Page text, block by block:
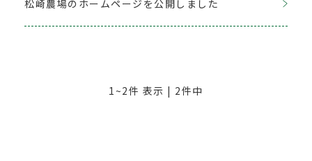
松崎農場のホームページを公開しました
1~2件 表示 | 2件中